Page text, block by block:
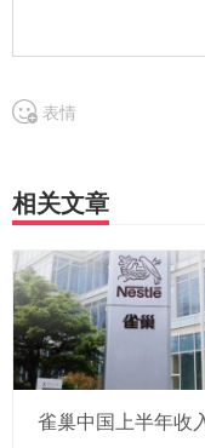
表情
相关文章